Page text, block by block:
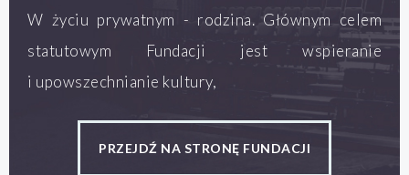
W życiu prywatnym - rodzina. Głównym celem
statutowym Fundacji jest wspieranie
i upowszechnianie kultury,
PRZEJDŹ NA STRONĘ FUNDACJI